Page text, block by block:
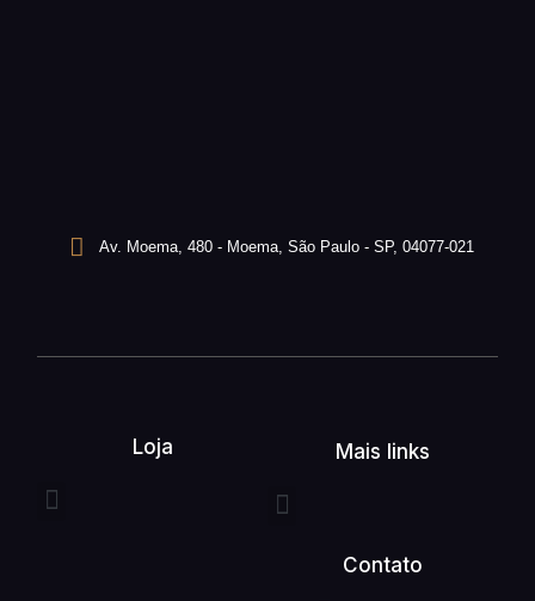
Av. Moema, 480 - Moema, São Paulo - SP, 04077-021
Loja Mais links
Contato